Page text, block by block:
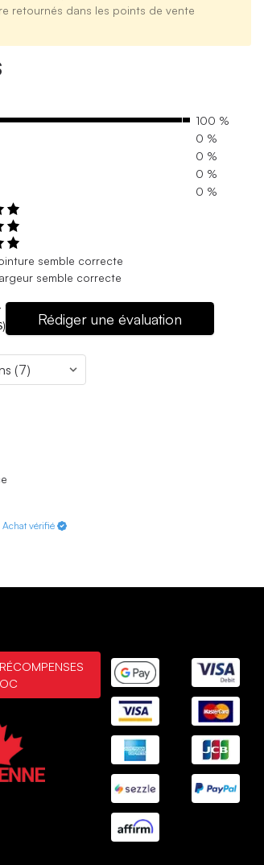
retournés dans les points de vente
100 %
0 %
0 %
0 %
0 %
semble correcte
semble correcte
Rédiger une évaluation
Achat vérifié
whether they’re the casual or the
know why I didn't get some sooner.
3 ÉVALUATIONS